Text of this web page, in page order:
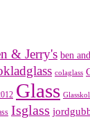
& Jerry's ben
colaglass
Glass
Isglass